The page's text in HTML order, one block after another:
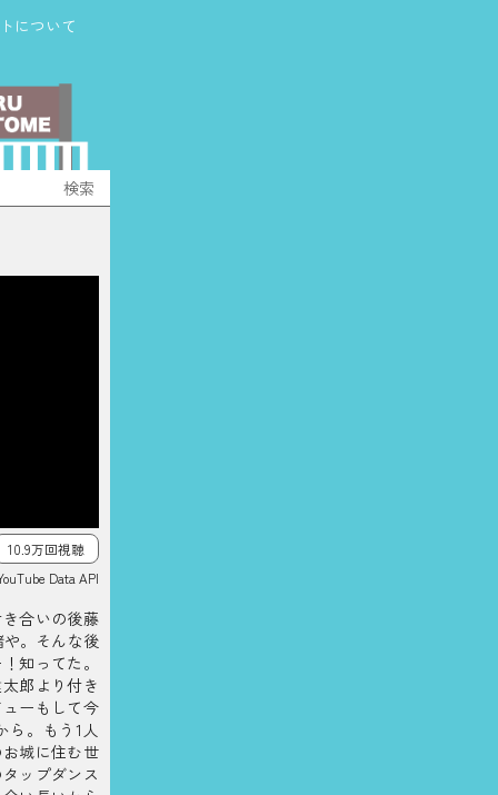
について
10.9万回視聴
Data API
合いの後藤
。そんな後
知ってた。
郎より付き
ーもして今
ら。もう1人
城に住む世
ップダンス